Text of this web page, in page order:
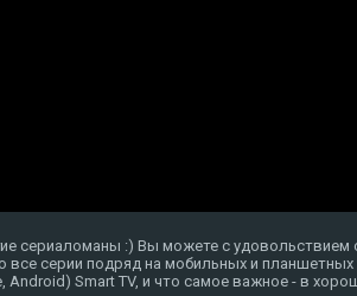
сериаломаны :) Вы можете с удовольствием
все серии подряд на мобильных и
Android) Smart TV, и что самое важное - в